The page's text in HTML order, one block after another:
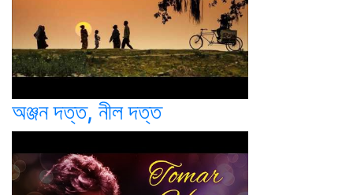
অঞ্জন দত্ত, নীল দত্ত